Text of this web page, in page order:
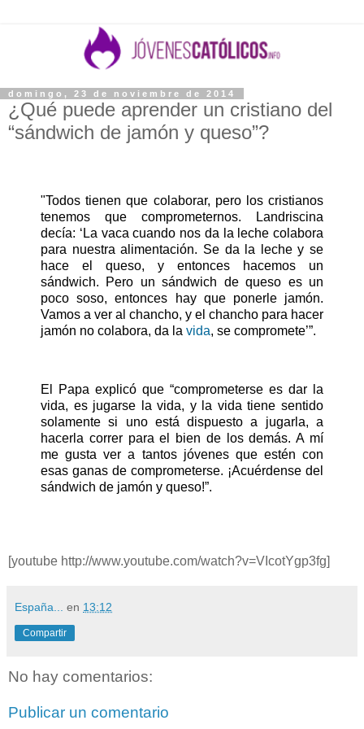
domingo, 23 de noviembre de 2014
¿Qué puede aprender un cristiano del
“sándwich de jamón y queso”?
"Todos tienen que colaborar, pero los cristianos
tenemos que comprometernos. Landriscina
decía: ‘La vaca cuando nos da la leche colabora
para nuestra alimentación. Se da la leche y se
hace el queso, y entonces hacemos un
sándwich. Pero un sándwich de queso es un
poco soso, entonces hay que ponerle jamón.
Vamos a ver al chancho, y el chancho para hacer
jamón no colabora, da la vida, se compromete’”.
El Papa explicó que “comprometerse es dar la
vida, es jugarse la vida, y la vida tiene sentido
solamente si uno está dispuesto a jugarla, a
hacerla correr para el bien de los demás. A mí
me gusta ver a tantos jóvenes que estén con
esas ganas de comprometerse. ¡Acuérdense del
sándwich de jamón y queso!”.
[youtube http://www.youtube.com/watch?v=VIcotYgp3fg]
España... en 13:12
Compartir
No hay comentarios:
Publicar un comentario